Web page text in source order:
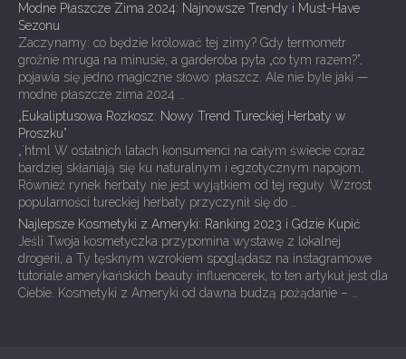
Modne Płaszcze Zima 2024: Najnowsze Trendy i Must-Have
Sezonu
Zaczynamy: co będzie królować tej zimy? Gdy termometr
groźnie mruga na minusie, a garderoba pyta „co tym razem?”,
pojawia się jedno magiczne słowo: płaszcz. Ale nie byle jaki —
modne płaszcze zima 2024 …
„Eukaliptusowa Rozkosz: Nowy Trend Tureckiej Herbaty w
Proszku”
„`html W ostatnich latach konsumenci na całym świecie coraz
bardziej skłaniają się ku naturalnym i egzotycznym napojom.
Również rynek herbaty nie jest wyjątkiem od tej reguły. Wzrost
popularności tureckiej herbaty przyczynił się do …
Najlepsze Kosmetyki z Ameryki: Ranking 2023 i Gdzie Kupić
Jeśli Twoja kosmetyczka przypomina wystawę z lokalnej
drogerii, a Ty tęsknym wzrokiem spoglądasz na instagramowe
tutoriale amerykańskich beauty influencerek, to ten artykuł jest dla
Ciebie. Kosmetyki z Ameryki od dawna budzą pożądanie – …